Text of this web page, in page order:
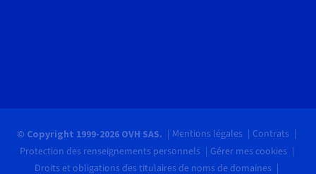
© Copyright 1999-2026 OVH SAS. Mentions légales
Contrats
Protection des renseignements personnels
Gérer mes cookies
Droits et obligations des titulaires de noms de domaines